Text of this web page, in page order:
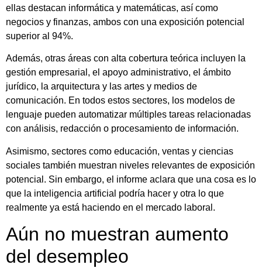
ellas destacan informática y matemáticas, así como
negocios y finanzas, ambos con una exposición potencial
superior al 94%.
Además, otras áreas con alta cobertura teórica incluyen la
gestión empresarial, el apoyo administrativo, el ámbito
jurídico, la arquitectura y las artes y medios de
comunicación. En todos estos sectores, los modelos de
lenguaje pueden automatizar múltiples tareas relacionadas
con análisis, redacción o procesamiento de información.
Asimismo, sectores como educación, ventas y ciencias
sociales también muestran niveles relevantes de exposición
potencial. Sin embargo, el informe aclara que una cosa es lo
que la inteligencia artificial podría hacer y otra lo que
realmente ya está haciendo en el mercado laboral.
Aún no muestran aumento
del desempleo